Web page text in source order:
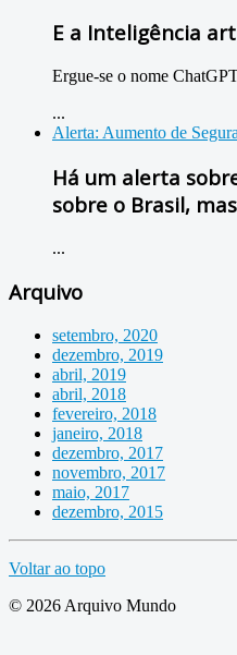
E a Inteligência
Ergue-se o nome
...
Alerta: Aumento de
Há um alerta
sobre o Brasil,
...
Arquivo
setembro, 2020
dezembro, 2019
abril, 2019
abril, 2018
fevereiro, 2018
janeiro, 2018
dezembro, 2017
novembro, 2017
maio, 2017
dezembro, 2015
Voltar ao topo
© 2026 Arquivo Mundo